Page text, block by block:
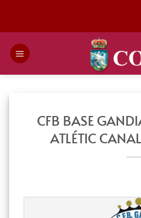
CFB BASE
ATLÉTIC